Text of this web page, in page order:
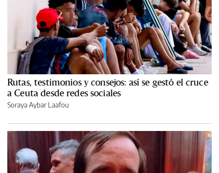
Rutas, testimonios y consejos: así se gestó el cruce
a Ceuta desde redes sociales
Soraya Aybar Laafou